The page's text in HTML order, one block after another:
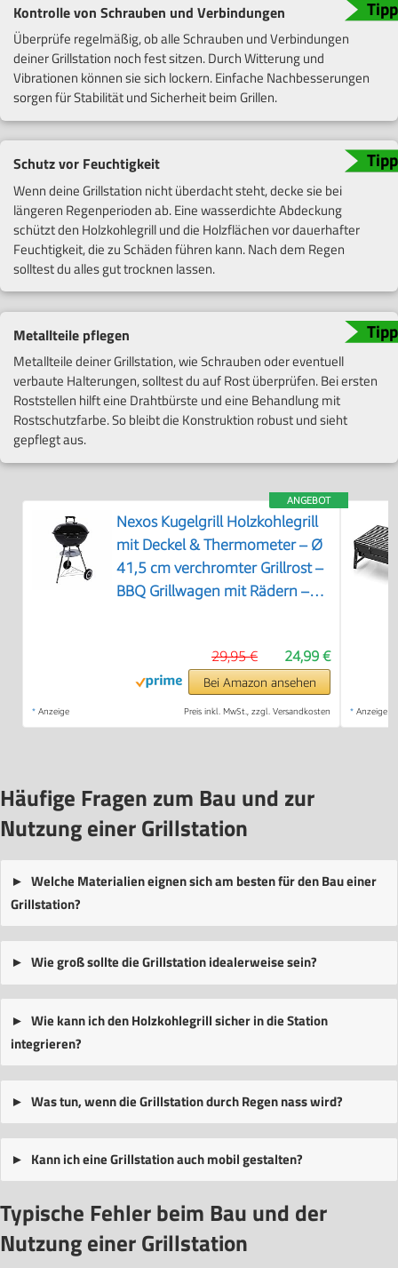
Kontrolle von Schrauben und Verbindungen
Überprüfe regelmäßig, ob alle Schrauben und Verbindungen
deiner Grillstation noch fest sitzen. Durch Witterung und
Vibrationen können sie sich lockern. Einfache Nachbesserungen
sorgen für Stabilität und Sicherheit beim Grillen.
Schutz vor Feuchtigkeit
Wenn deine Grillstation nicht überdacht steht, decke sie bei
längeren Regenperioden ab. Eine wasserdichte Abdeckung
schützt den Holzkohlegrill und die Holzflächen vor dauerhafter
Feuchtigkeit, die zu Schäden führen kann. Nach dem Regen
solltest du alles gut trocknen lassen.
Metallteile pflegen
Metallteile deiner Grillstation, wie Schrauben oder eventuell
verbaute Halterungen, solltest du auf Rost überprüfen. Bei ersten
Roststellen hilft eine Drahtbürste und eine Behandlung mit
Rostschutzfarbe. So bleibt die Konstruktion robust und sieht
gepflegt aus.
ANGEBOT
Nexos Kugelgrill Holzkohlegrill
mit Deckel & Thermometer – Ø
41,5 cm verchromter Grillrost –
BBQ Grillwagen mit Rädern –
24,99 €
29,95 €
Bei Amazon ansehen
* Anzeige Preis inkl. MwSt., zzgl. Versandkosten * Anzeige
Häufige Fragen zum Bau und zur
Nutzung einer Grillstation
Welche Materialien eignen sich am besten für den Bau einer
Grillstation?
Wie groß sollte die Grillstation idealerweise sein?
Wie kann ich den Holzkohlegrill sicher in die Station
integrieren?
Was tun, wenn die Grillstation durch Regen nass wird?
Kann ich eine Grillstation auch mobil gestalten?
Typische Fehler beim Bau und der
Nutzung einer Grillstation